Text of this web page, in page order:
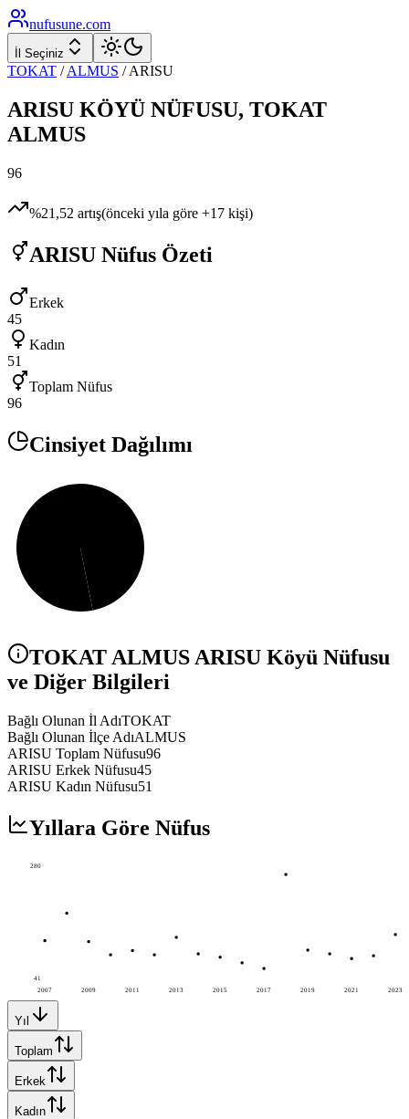
nufusune.com
İl Seçiniz
TOKAT / ALMUS /ARISU
ARISU KÖYÜ NÜFUSU, TOKAT
ALMUS
96
%21,52 artış(önceki yıla göre +17 kişi)
ARISU Nüfus Özeti
Erkek
45
Kadın
51
Toplam Nüfus
96
Cinsiyet Dağılımı
TOKATALMUSARISU Köyü Nüfusu
ve Diğer Bilgileri
Bağlı Olunan İl AdıTOKAT
Bağlı Olunan İlçe AdıALMUS
ARISU Toplam Nüfusu96
ARISU Erkek Nüfusu45
ARISU Kadın Nüfusu51
Yıllara Göre Nüfus
2007 2009 2011 2013 2015 2017 2019 2021 2023
280
41
Yıl
Toplam
Erkek
Kadın